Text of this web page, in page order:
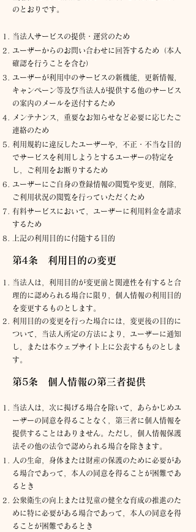
のとおり です。
当法人サービスの提供・運営のため
ユーザーからのお問い合わせに回答するため（本人
確認を行うことを含む）
ユーザーが利用中のサービスの新機能，更新情報，
キャンペーン等及び当法人 が提供する他のサービス
の案内のメールを送付するため
メンテナンス，重要なお知らせなど必要に応じたご
連絡のため
利用規約に違反したユーザーや，不正・不当な目的
でサービスを利用しようとするユーザーの特定を
し，ご利用をお断りするため
ユーザーにご自身の登録情報の閲覧や変更，削除，
ご利用状況の閲覧を行っていただくため
有料サービスにおいて，ユーザーに利用料金を請求
するため
上記の利用目的に付随する目的
第4条 利用目的の変更
当法人は，利用目的が変更前と関連性を有すると合
理的に認められる場合に限り，個人情報の利用目的
を変更するものとします。
利用目的の変更を行った場合には，変更後の目的に
ついて，当法人所定の方法により，ユーザーに通知
し，または本ウェブサイト上に公表するものとしま
す。
第5条 個人情報の第三者提供
当法人は，次に掲げる場合を除いて，あらかじめユ
ーザーの同意を得ることなく，第三者に個人情報を
提供することはありません。ただし，個人情報保護
法その他の法令で認められる場合を除きます。
人の生命，身体または財産の保護のために必要があ
る場合であって，本人の同意を得ることが困難であ
るとき
公衆衛生の向上または児童の健全な育成の推進のた
めに特に必要がある場合であって，本人の同意を得
ることが困難であるとき